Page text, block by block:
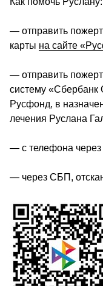
— отправить
карты на сайте
— отправить
систему «Сбербанк
Русфонд, в
лечения Руслана
— с телефона через